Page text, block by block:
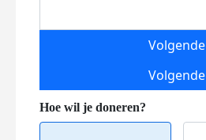
Volgende
Volgende